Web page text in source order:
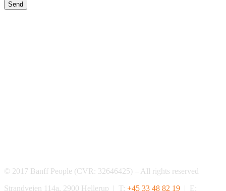
© 2017 Banff People (CVR: 32646425) – All rights reserved
Strandvejen 114a, 2900 Hellerup | T: +45 33 48 82 19 | E: